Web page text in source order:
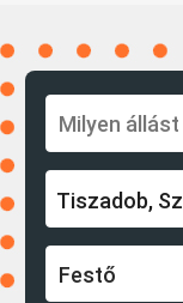
Festő